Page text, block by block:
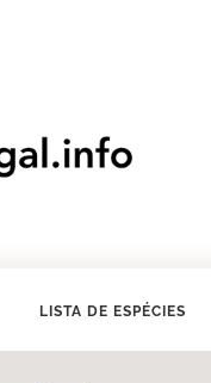
LISTA DE ESPÉCIES